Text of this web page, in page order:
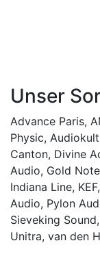
Unser
Advance Paris,
Physic,
Canton, Divine
Audio, Gold Note
Indiana Line, KEF,
Audio, Pylon
Sieveking Sound,
Unitra, van den